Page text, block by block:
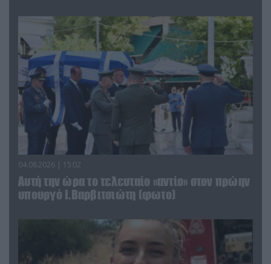
04.08.2026 | 15:02
Αυτή την ώρα το τελευταίο «αντίο» στον πρώην
υπουργό Ι.Βαρβιτσιώτη (φωτο)